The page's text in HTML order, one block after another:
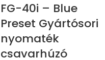
FG-40i – Blue
Preset Gyártósori
nyomaték
csavarhúzó